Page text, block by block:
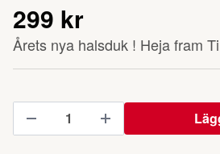
299 kr
Årets nya halsduk ! Heja fram